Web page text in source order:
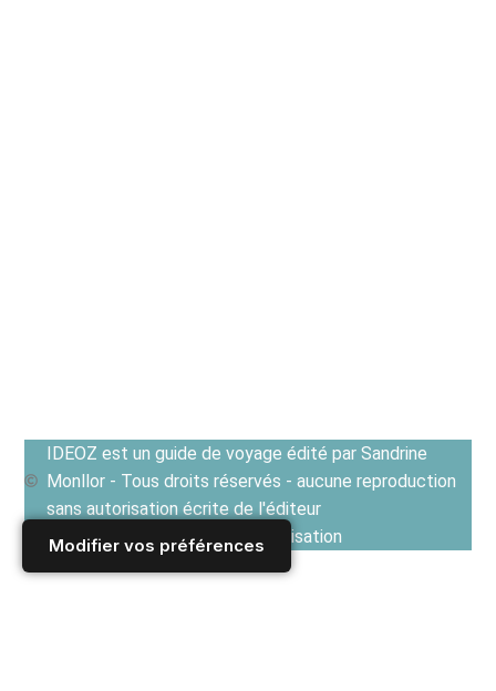
Modifier vos préférences
IDEOZ est un guide de voyage édité par Sandrine
Monllor - Tous droits réservés - aucune reproduction
sans autorisation écrite de l'éditeur
Voir les Conditions générales d'utilisation